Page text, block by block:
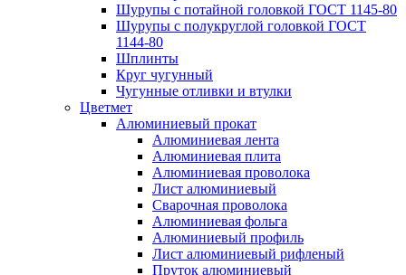
Шурупы с потайной головкой ГОСТ 1145-80
Шурупы с полукруглой головкой ГОСТ
1144-80
Шплинты
Круг чугунный
Чугунные отливки и втулки
Цветмет
Алюминиевый прокат
Алюминиевая лента
Алюминиевая плита
Алюминиевая проволока
Лист алюминиевый
Сварочная проволока
Алюминиевая фольга
Алюминиевый профиль
Лист алюминиевый рифленый
Пруток алюминиевый